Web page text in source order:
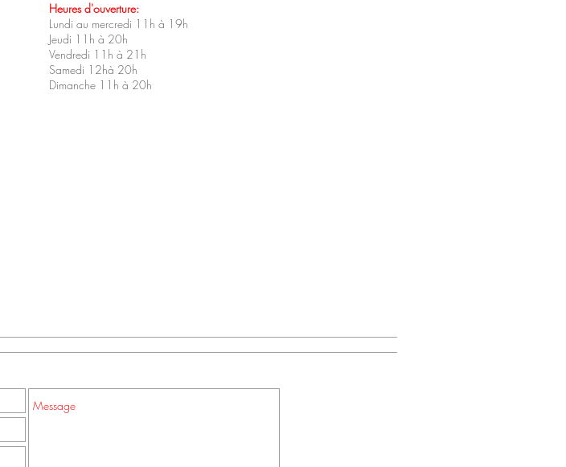
Heures d'ouverture:
Lundi au mercredi 11h à 19h
Jeudi 11h à 20h
Vendredi 11h à 21h
Samedi 12hà 20h
Dimanche 11h à 20h